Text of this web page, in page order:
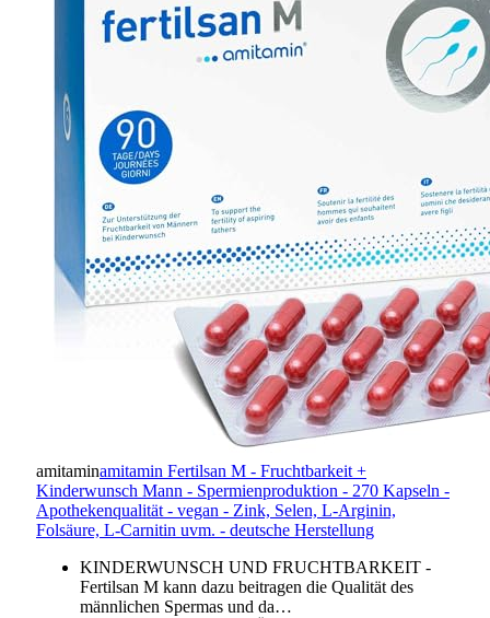
amitaminamitamin Fertilsan M - Fruchtbarkeit +
Kinderwunsch Mann - Spermienproduktion - 270 Kapseln -
Apothekenqualität - vegan - Zink, Selen, L-Arginin,
Folsäure, L-Carnitin uvm. - deutsche Herstellung
KINDERWUNSCH UND FRUCHTBARKEIT -
Fertilsan M kann dazu beitragen die Qualität des
männlichen Spermas und da…